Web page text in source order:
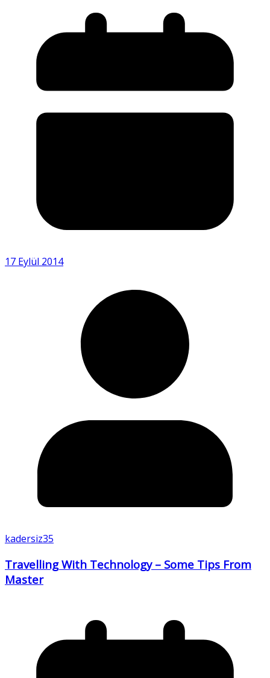
17 Eylül 2014
kadersiz35
Travelling With Technology – Some Tips From
Master